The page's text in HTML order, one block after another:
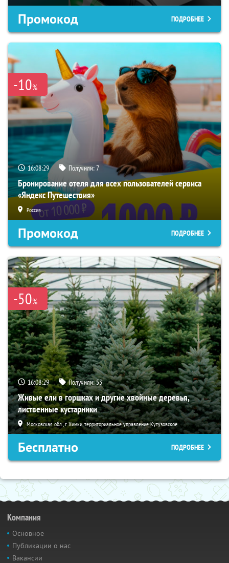
Промокод ПОДРОБНЕЕ
-10%
16:08:28 Получили:7
Бронирование отеля для всех пользователей сервиса
«Яндекс Путешествия»
Россия
Промокод ПОДРОБНЕЕ
-50%
16:08:28 Получили:53
Живые ели в горшках и другие хвойные деревья,
лиственные кустарники
Московская обл., г. Химки, территориальное управление Кутузовское
Бесплатно ПОДРОБНЕЕ
Компания
Основное
Публикации о нас
Вакансии